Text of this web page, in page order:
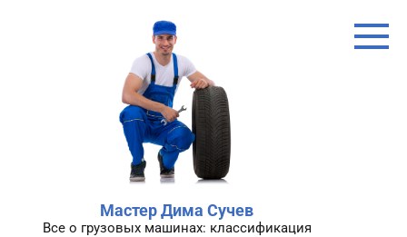
Мастер Дима Сучев
Все о грузовых машинах: классификация